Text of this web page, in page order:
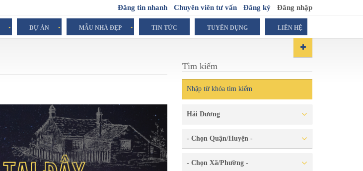
Đăng tin nhanh Chuyên viên tư vấn Đăng ký Đăng nhập
DỰ ÁN MẪU NHÀ ĐẸP TIN TỨC TUYỂN DỤNG LIÊN HỆ
Tìm kiếm
Hải Dương
- Chọn Quận/Huyện -
- Chọn Xã/Phường -